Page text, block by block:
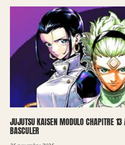
JUJUTSU KAISEN MODULO CHAPITRE
BASCULER